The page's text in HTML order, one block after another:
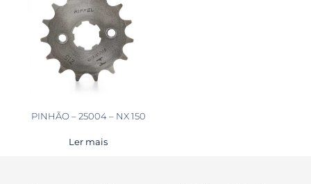
PINHÃO – 25004 – NX 150
Ler mais